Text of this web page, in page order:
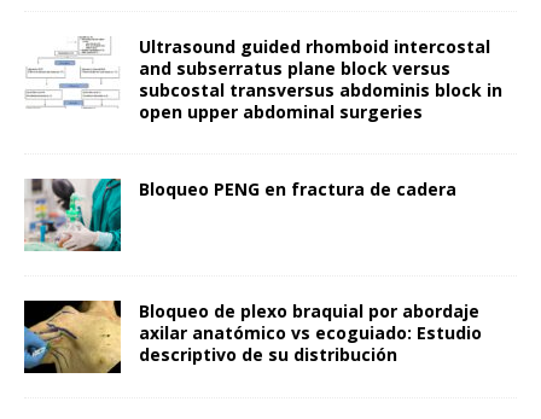
Ultrasound guided rhomboid intercostal
and subserratus plane block versus
subcostal transversus abdominis block in
open upper abdominal surgeries
Bloqueo PENG en fractura de cadera
Bloqueo de plexo braquial por abordaje
axilar anatómico vs ecoguiado: Estudio
descriptivo de su distribución